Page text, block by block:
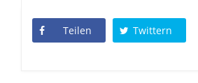
Teilen Twittern